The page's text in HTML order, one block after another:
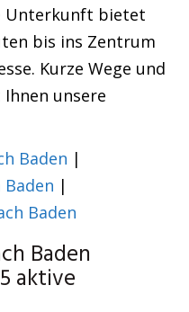
Unterkunft bietet
bis ins Zentrum
Kurze Wege und
unsere
Baden |
|
Baden
Baden
aktive